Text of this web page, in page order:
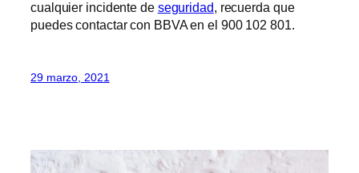
cualquier incidente de seguridad, recuerda que
puedes contactar con BBVA en el 900 102 801.
29 marzo, 2021